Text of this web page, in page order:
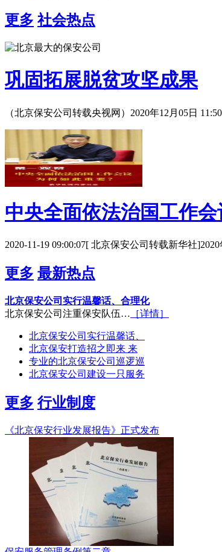
更多 社会热点
巩固拓展脱贫攻坚成果
（北京保安公司转载央视网）2020年12月05日
中央全面依法治国工作
2020-11-19 09:00:07[ 北京保安公司转载新华社
更多 最新热点
北京保安公司实行温馨话、合理化
北京保安公司注重保安队伍… ［详情］
北京保安公司实行温馨话、
北京保安打造招之即来 来
专业的北京保安公司巡逻巡
北京保安公司建设一只服务
更多 行业制度
《北京保安行业发展报告》正式发布